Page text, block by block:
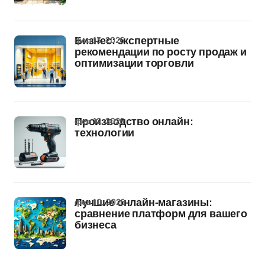
Бизнес: экспертные
рекомендации по росту продаж и
оптимизации торговли
фев 13, 2026
Производство онлайн:
технологии
фев 12, 2026
Лучшие онлайн-магазины:
сравнение платформ для вашего
бизнеса
фев 10, 2026